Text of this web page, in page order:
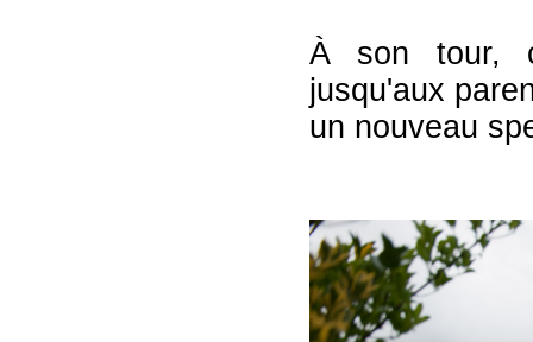
À son tour,
jusqu'aux
un nouveau